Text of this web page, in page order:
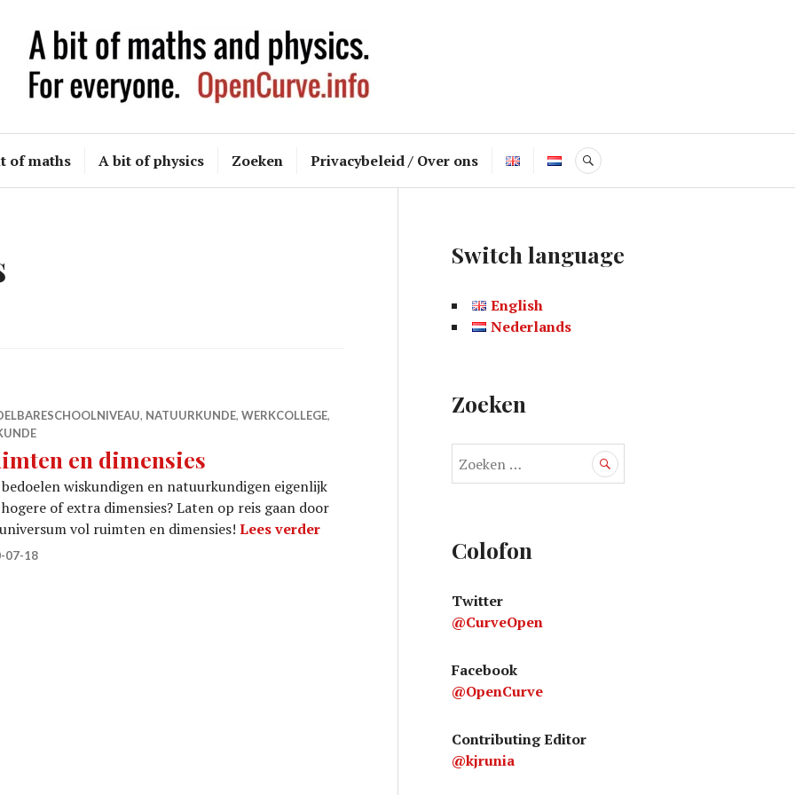
OpenCurve
of maths A bit of physics Zoeken Privacybeleid / Over ons ZOEK
, NATUURKUNDE, WERKCOLLEGE,
en dimensies
wiskundigen en natuurkundigen eigenlijk
of extra dimensies? Laten op reis gaan door
vol ruimten en dimensies! Lees verderRuimten en dimensies
07-18
Switch language
English
Nederlands
Zoeken
n
a
a
:
Colofon
Twitter
@CurveOpen
Facebook
@OpenCurve
Contributing Editor
@kjrunia